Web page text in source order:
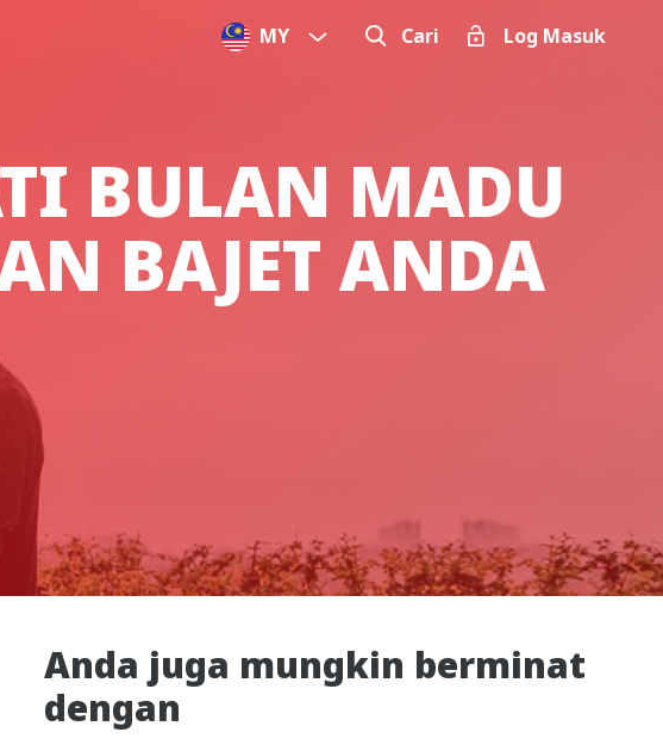
MY Cari Log Masuk
BULAN MADU
BAJET ANDA
Anda juga mungkin berminat
dengan